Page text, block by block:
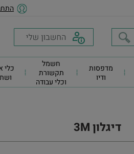
מדפסות
ודיו
חשמל
תקשורת
וכלי עבודה
כלי
דיגלון 3M